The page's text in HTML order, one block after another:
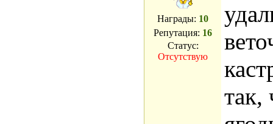
Награды: 10
Репутация: 16
Статус:
Отсутствую
так,